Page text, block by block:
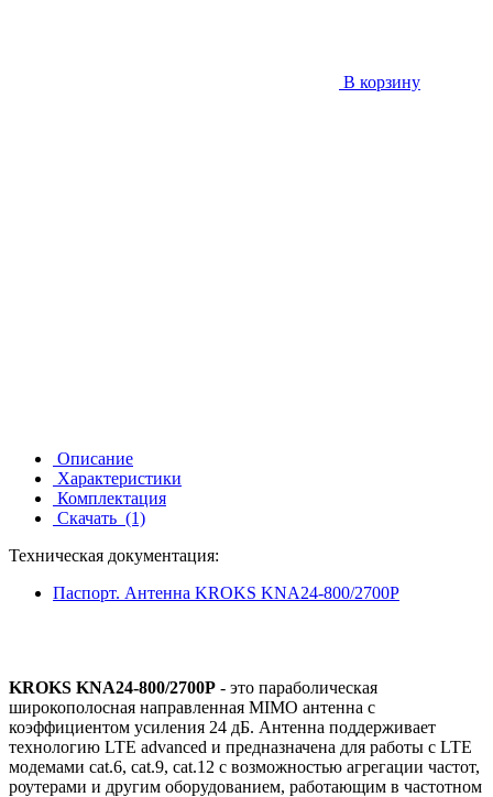
В корзину
Описание
Характеристики
Комплектация
Скачать (1)
Техническая документация:
Паспорт. Антенна KROKS KNA24-800/2700P
KROKS KNA24-800/2700P - это параболическая
широкополосная направленная MIMO антенна с
коэффициентом усиления 24 дБ. Антенна поддерживает
технологию LTE advanced и предназначена для работы с LTE
модемами cat.6, cat.9, cat.12 с возможностью агрегации частот,
роутерами и другим оборудованием, работающим в частотном